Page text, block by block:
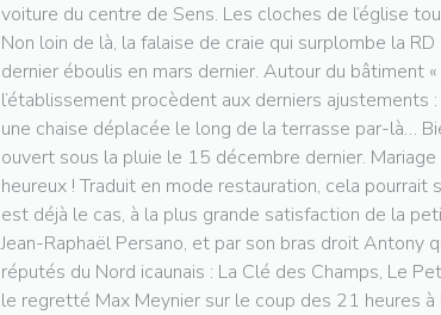
voiture du centre de Sens. Les cloches de l’église
Non loin de là, la falaise de craie qui surplombe la
dernier éboulis en mars dernier. Autour du bâtiment
l’établissement procèdent aux derniers
une chaise déplacée le long de la terrasse par-là…
ouvert sous la pluie le 15 décembre dernier. Mariage
heureux ! Traduit en mode restauration, cela
est déjà le cas, à la plus grande satisfaction de la
Jean-Raphaël Persano, et par son bras droit
réputés du Nord icaunais : La Clé des Champs, Le
le regretté Max Meynier sur le coup des 21 heures à